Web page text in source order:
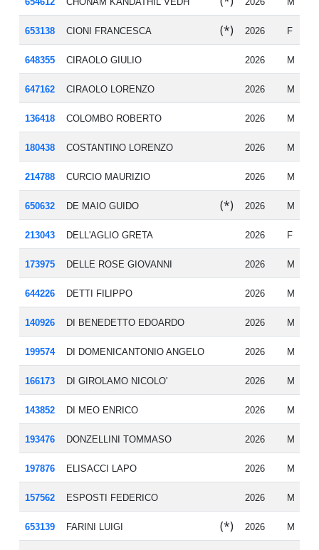
653138 CIONI FRANCESCA (*) 2026 F
648355 CIRAOLO GIULIO 2026 M
647162 CIRAOLO LORENZO 2026 M
136418 COLOMBO ROBERTO 2026 M
180438 COSTANTINO LORENZO 2026 M
214788 CURCIO MAURIZIO 2026 M
650632 DE MAIO GUIDO (*) 2026 M
213043 DELL'AGLIO GRETA 2026 F
173975 DELLE ROSE GIOVANNI 2026 M
644226 DETTI FILIPPO 2026 M
140926 DI BENEDETTO EDOARDO 2026 M
199574 DI DOMENICANTONIO ANGELO 2026 M
166173 DI GIROLAMO NICOLO' 2026 M
143852 DI MEO ENRICO 2026 M
193476 DONZELLINI TOMMASO 2026 M
197876 ELISACCI LAPO 2026 M
157562 ESPOSTI FEDERICO 2026 M
653139 FARINI LUIGI (*) 2026 M